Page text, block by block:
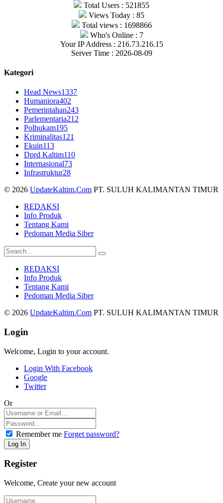
Total Users : 521855
Views Today : 85
Total views : 1698866
Who's Online : 7
Your IP Address : 216.73.216.15
Server Time : 2026-08-09
Kategori
Head News1337
Humaniora402
Pemerintahan243
Parlementaria212
Polhukam195
Kriminalitas121
Ekuin113
Dprd Kaltim110
Internasional73
Infrastruktur28
© 2026 UpdateKaltim.Com PT. SULUH KALIMANTAN TIMUR
REDAKSI
Info Produk
Tentang Kami
Pedoman Media Siber
REDAKSI
Info Produk
Tentang Kami
Pedoman Media Siber
© 2026 UpdateKaltim.Com PT. SULUH KALIMANTAN TIMUR
Login
Welcome, Login to your account.
Login With Facebook
Google
Twitter
Or
Remember me Forget password?
Register
Welcome, Create your new account